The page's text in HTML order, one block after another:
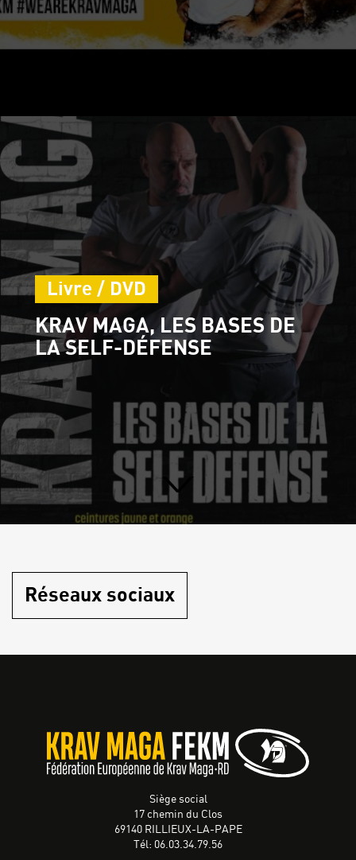
Livre / DVD
KRAV MAGA, LES BASES DE
LA SELF-DÉFENSE
Réseaux sociaux
Siège social
17 chemin du Clos
69140 RILLIEUX-LA-PAPE
Tél: 06.03.34.79.56